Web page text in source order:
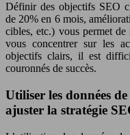
Définir des objectifs SEO
de 20% en 6 mois,
cibles, etc.) vous permet
vous concentrer sur les
objectifs clairs, il est
couronnés de succès.
Utiliser les données
ajuster la stratégie